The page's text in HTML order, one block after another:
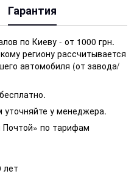
Гарантия
по Киеву - от 1000 грн.
региону рассчитывается
автомобиля (от завода/
уточняйте у менеджера.
Почтой» по тарифам
лет